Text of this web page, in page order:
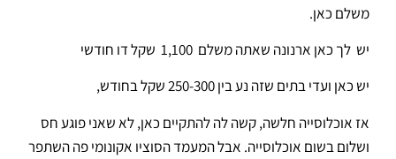
משלם כאן.
יש לך כאן ארנונה שאתה משלם 1,100 שקל דו חודשי
יש כאן ועדי בתים שזה נע בין 250-300 שקל בחודש,
אז אוכלוסייה חלשה, קשה לה להתקיים כאן, לא שאני פוגע חס
ושלום בשום אוכלוסייה. אבל המעמד הסוציו אקונומי פה השתפר